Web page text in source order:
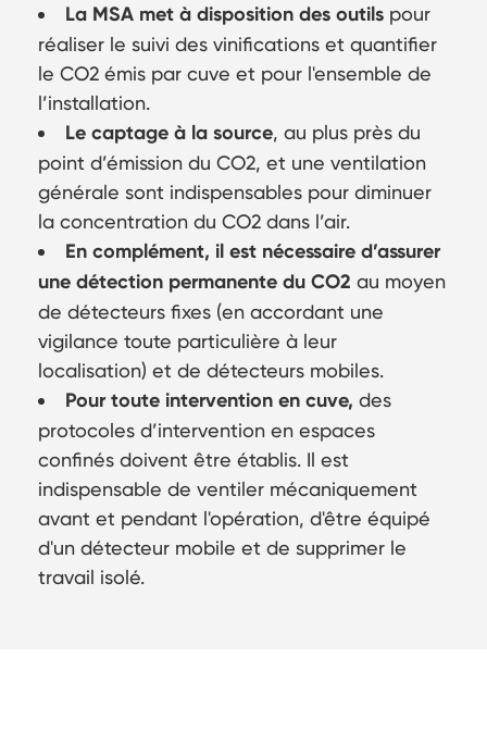
La MSA met à disposition des outils pour
réaliser le suivi des vinifications et quantifier
le CO2 émis par cuve et pour l'ensemble de
l’installation.
Le captage à la source, au plus près du
point d’émission du CO2, et une ventilation
générale sont indispensables pour diminuer
la concentration du CO2 dans l’air.
En complément, il est nécessaire d’assurer
une détection permanente du CO2 au moyen
de détecteurs fixes (en accordant une
vigilance toute particulière à leur
localisation) et de détecteurs mobiles.
Pour toute intervention en cuve, des
protocoles d’intervention en espaces
confinés doivent être établis. Il est
indispensable de ventiler mécaniquement
avant et pendant l'opération, d'être équipé
d'un détecteur mobile et de supprimer le
travail isolé.